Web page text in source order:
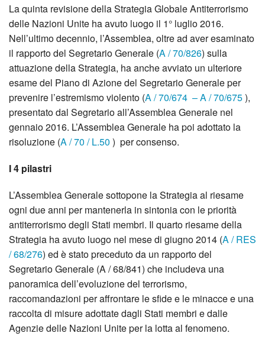
La quinta revisione della Strategia Globale Antiterrorismo
delle Nazioni Unite ha avuto luogo il 1° luglio 2016.
Nell’ultimo decennio, l’Assemblea, oltre ad aver esaminato
il rapporto del Segretario Generale (A / 70/826) sulla
attuazione della Strategia, ha anche avviato un ulteriore
esame del Piano di Azione del Segretario Generale per
prevenire l’estremismo violento (A / 70/674 –A / 70/675),
presentato dal Segretario all’Assemblea Generale nel
gennaio 2016. L’Assemblea Generale ha poi adottato la
risoluzione (A / 70 / L.50 ) per consenso.
I 4 pilastri
L’Assemblea Generale sottopone la Strategia al riesame
ogni due anni per mantenerla in sintonia con le priorità
antiterrorismo degli Stati membri. Il quarto riesame della
Strategia ha avuto luogo nel mese di giugno 2014 (A / RES
/ 68/276) ed è stato preceduto da un rapporto del
Segretario Generale (A / 68/841) che includeva una
panoramica dell’evoluzione del terrorismo,
raccomandazioni per affrontare le sfide e le minacce e una
raccolta di misure adottate dagli Stati membri e dalle
Agenzie delle Nazioni Unite per la lotta al fenomeno.